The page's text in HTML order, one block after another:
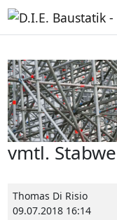
vmtl.
Thomas Di Risio
09.07.2018 16:14